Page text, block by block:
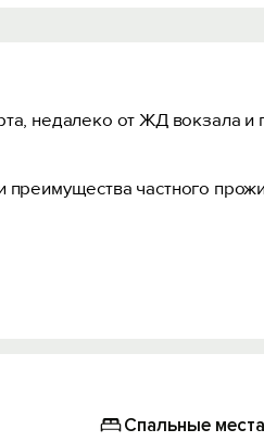
недалеко от ЖД вокзала и
частнoгo
Спальные места